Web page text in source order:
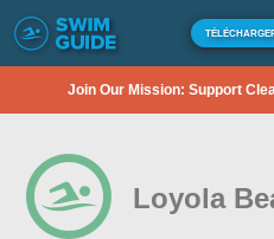
Join Our Mission: Support
Loyola